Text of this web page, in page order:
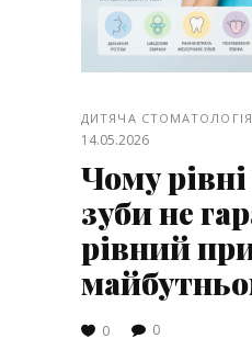
ДИТЯЧА СТОМАТОЛОГІЯ
14.05.2026
Чому
зуби не
рівний
0 0